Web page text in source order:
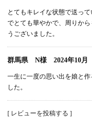
とてもキレイな状態で送っ
でとても華やかで、周りか
うございました。
群馬県 N様 2024年10月
一生に一度の思い出を娘と
した。
[ レビューを投稿する ]